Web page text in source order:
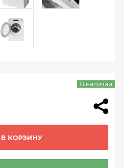
В наличии
В КОРЗИНУ